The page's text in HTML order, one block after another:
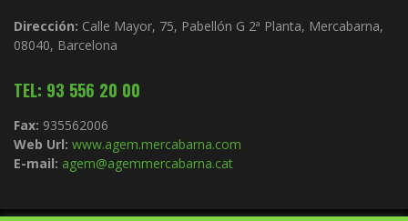
Dirección: Calle Mayor, 75, Pabellón G 2ª Planta, Mercabarna,
08040, Barcelona
TEL: 93 556 20 00
Fax: 935562006
Web Url: www.agem.mercabarna.com
E-mail: agem@agemmercabarna.cat